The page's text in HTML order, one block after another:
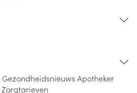
Gezondheidsnieuws Apotheker
Zorgtarieven